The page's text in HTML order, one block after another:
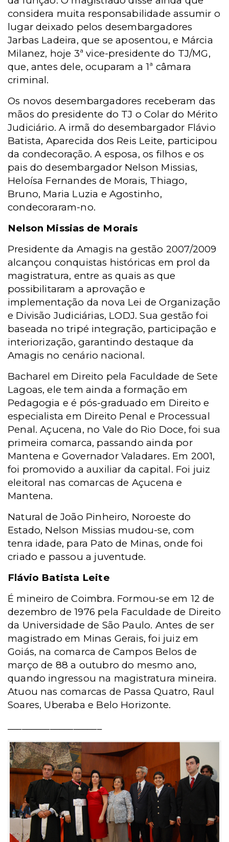
considera muita responsabilidade assumir o
lugar deixado pelos desembargadores
Jarbas Ladeira, que se aposentou, e Márcia
Milanez, hoje 3ª vice-presidente do TJ/MG,
que, antes dele, ocuparam a 1ª câmara
criminal.
Os novos desembargadores receberam das
mãos do presidente do TJ o Colar do Mérito
Judiciário. A irmã do desembargador Flávio
Batista, Aparecida dos Reis Leite, participou
da condecoração. A esposa, os filhos e os
pais do desembargador Nelson Missias,
Heloísa Fernandes de Morais, Thiago,
Bruno, Maria Luzia e Agostinho,
condecoraram-no.
Nelson Missias de Morais
Presidente da Amagis na gestão 2007/2009
alcançou conquistas históricas em prol da
magistratura, entre as quais as que
possibilitaram a aprovação e
implementação da nova Lei de Organização
e Divisão Judiciárias, LODJ. Sua gestão foi
baseada no tripé integração, participação e
interiorização, garantindo destaque da
Amagis no cenário nacional.
Bacharel em Direito pela Faculdade de Sete
Lagoas, ele tem ainda a formação em
Pedagogia e é pós-graduado em Direito e
especialista em Direito Penal e Processual
Penal. Açucena, no Vale do Rio Doce, foi sua
primeira comarca, passando ainda por
Mantena e Governador Valadares. Em 2001,
foi promovido a auxiliar da capital. Foi juiz
eleitoral nas comarcas de Açucena e
Mantena.
Natural de João Pinheiro, Noroeste do
Estado, Nelson Missias mudou-se, com
tenra idade, para Pato de Minas, onde foi
criado e passou a juventude.
Flávio Batista Leite
É mineiro de Coimbra. Formou-se em 12 de
dezembro de 1976 pela Faculdade de Direito
da Universidade de São Paulo. Antes de ser
magistrado em Minas Gerais, foi juiz em
Goiás, na comarca de Campos Belos de
março de 88 a outubro do mesmo ano,
quando ingressou na magistratura mineira.
Atuou nas comarcas de Passa Quatro, Raul
Soares, Uberaba e Belo Horizonte.